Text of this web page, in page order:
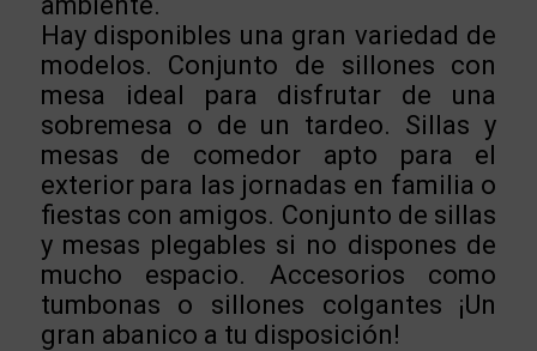
Hay disponibles una gran variedad de
modelos. Conjunto de sillones con
mesa ideal para disfrutar de una
sobremesa o de un tardeo. Sillas y
mesas de comedor apto para el
exterior para las jornadas en familia o
fiestas con amigos. Conjunto de sillas
y mesas plegables si no dispones de
mucho espacio. Accesorios como
tumbonas o sillones colgantes ¡Un
gran abanico a tu disposición!